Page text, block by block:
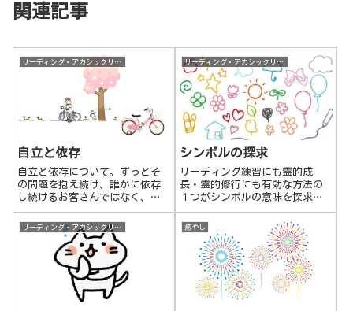
関連記事
リーディング・アカシックリーディング
自立と依存
自立と依存について。ずっとそ
の問題を抱え続け、誰かに依存
し続けるお客さんではなく、私
は、お客さんの自分の足で立
ち、自立していってもらいたい
と思っています。
リーディング・アカシックリーディング
シンボルの探求
リーディング練習にも霊的成
長・霊的修行にも有効な方法の
１つがシンボルの意味を探求
し、知ることだと言われていま
す。シンボルの探求は表面に現
れている現象だけでなく、その
背後にある何か、エネルギーの
流れ、動向、目に見えない領
域、誰かの意図、などを察知す
る良い方法なのです。
リーディング・アカシックリーディング 癒やし